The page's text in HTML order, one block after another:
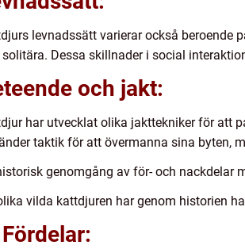
levnadssätt varierar också beroende
solitära. Dessa skillnader i social
och jakt:
har utvecklat olika jakttekniker för att
taktik för att övermanna sina byten,
genomgång av för- och nackdelar
vilda kattdjuren har genom historien